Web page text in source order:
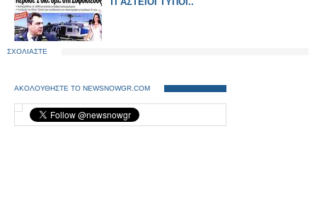
ΣΧΟΛΙΑΣΤΕ
ΑΚΟΛΟΥΘΗΣΤΕ ΤΟ NEWSNOWGR.COM